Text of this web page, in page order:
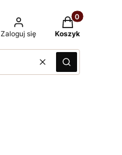
Zaloguj się
Produkty w
Koszyk
WyczyśćSzukaj